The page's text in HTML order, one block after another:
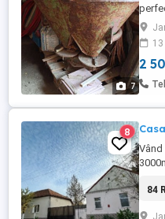
7
(fără
Preț:
2
8
Vând
84